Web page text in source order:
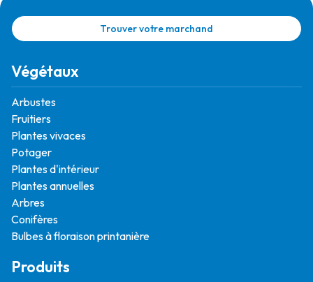
Trouver votre marchand
Végétaux
Arbustes
Fruitiers
Plantes vivaces
Potager
Plantes d'intérieur
Plantes annuelles
Arbres
Conifères
Bulbes à floraison printanière
Produits